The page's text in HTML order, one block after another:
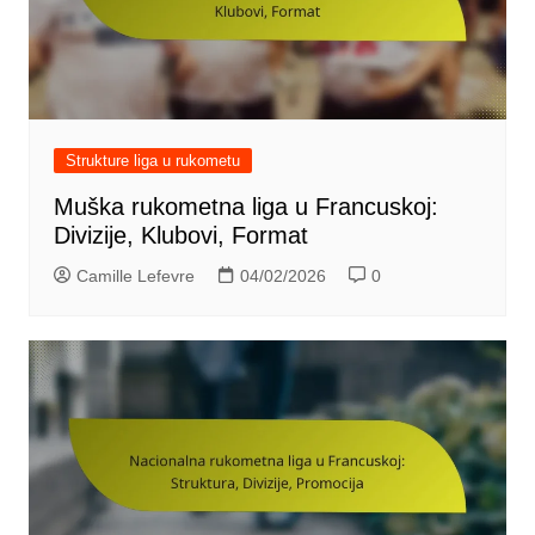
Strukture liga u rukometu
Muška rukometna liga u Francuskoj:
Divizije, Klubovi, Format
Camille Lefevre 04/02/2026 0